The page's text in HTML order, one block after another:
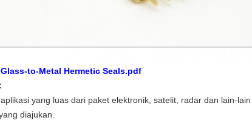
to-Metal Hermetic Seals.pdf
yang luas dari paket elektronik, satelit, radar dan lain-
diajukan.